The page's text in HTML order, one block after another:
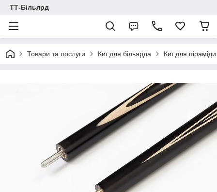
ТТ-Більярд
Товари та послуги Киї для більярда Киї для піраміди